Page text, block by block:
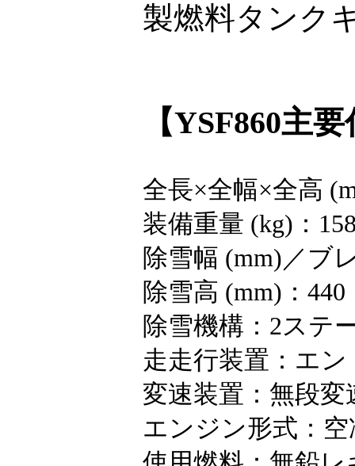
製燃料タンク
【YSF860主
全長×全幅×全高
装備重量 (kg)：
除雪幅 (mm)／ブ
除雪高 (mm)：440
除雪機構：2ステ
走走行装置：エ
変速装置：無段変
エンジン形式：